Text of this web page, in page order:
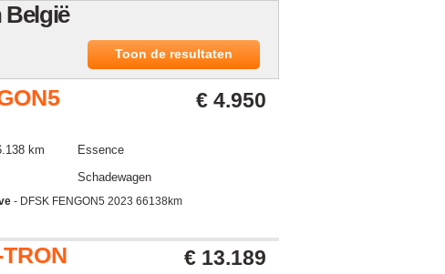
België
Toon de resultaten
€ 4.950
km
Essence
Schadewagen
- DFSK FENGON5 2023 66138km
€ 13.189